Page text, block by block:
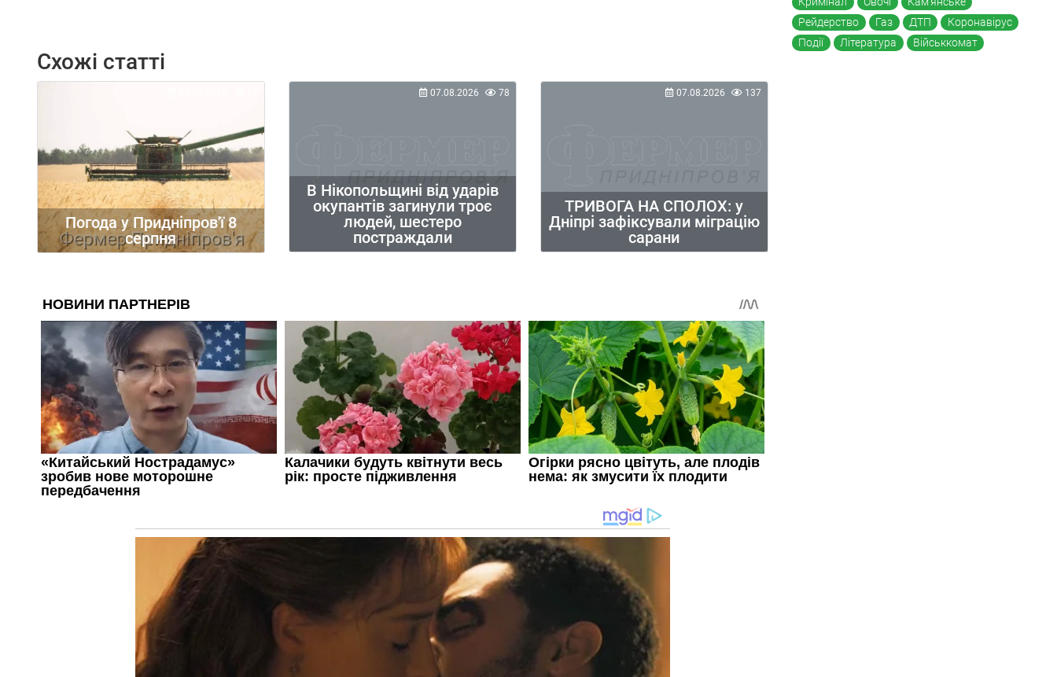
Схожі статті
Погода у Придніпров'ї 8
серпня
В Нікопольщині від ударів
окупантів загинули троє
людей, шестеро
постраждали
07.08.2026 78
ТРИВОГА НА СПОЛОХ: у
Дніпрі зафіксували міграцію
сарани
07.08.2026 137
Рейдерство
Газ ДТП
Коронавірус
Події
Література Військкомат